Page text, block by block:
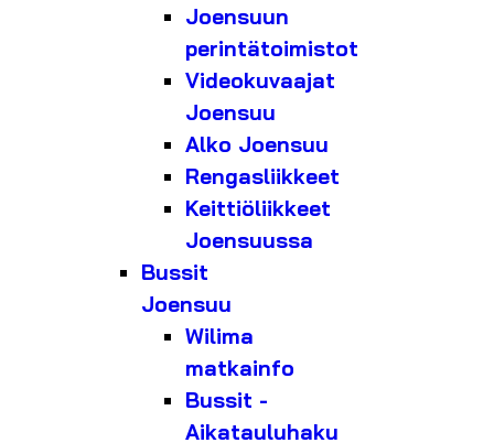
Joensuun
perintätoimistot
Videokuvaajat
Joensuu
Alko Joensuu
Rengasliikkeet
Keittiöliikkeet
Joensuussa
Bussit
Joensuu
Wilima
matkainfo
Bussit -
Aikatauluhaku